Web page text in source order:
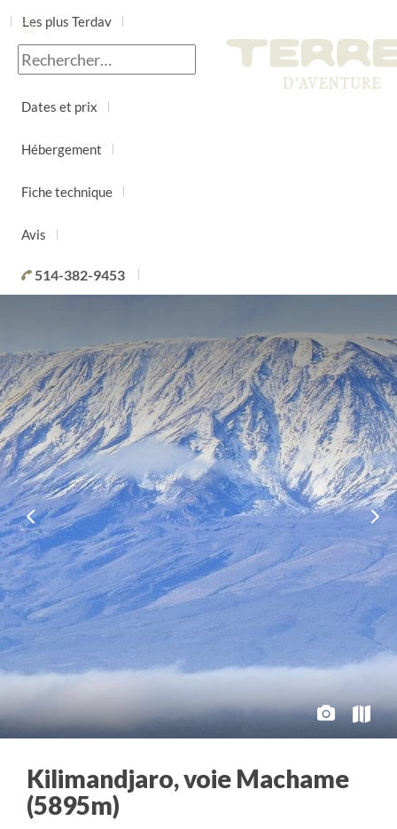
Les plus Terdav
Jour par jour
Dates et prix
Hébergement
Fiche technique
Avis
514-382-9453
Kilimandjaro, voie Machame
(5895m)